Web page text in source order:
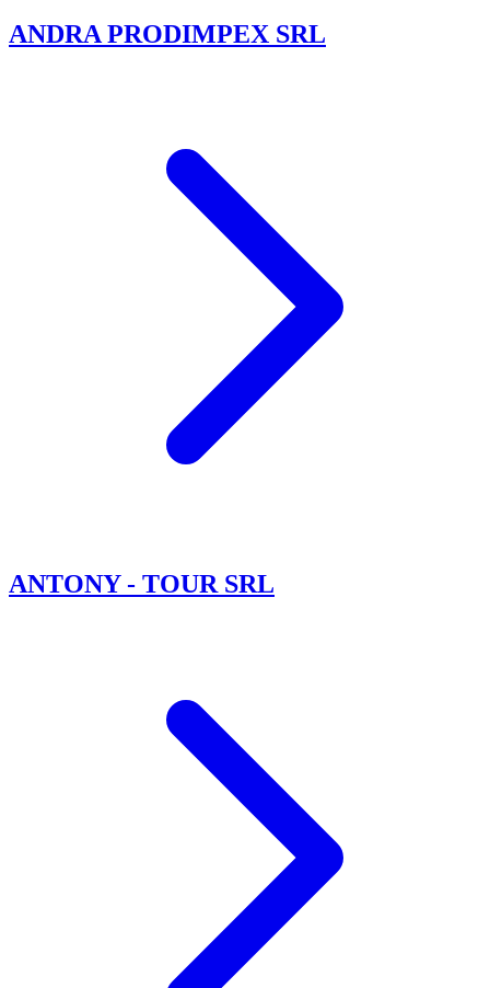
ANDRA PRODIMPEX SRL
ANTONY - TOUR SRL